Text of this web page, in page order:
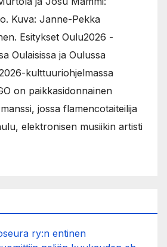
Kuva: Janne-Pekka
Esitykset Oulu2026 -
Oulaisissa ja Oulussa
kulttuuriohjelmassa
on paikkasidonnainen
jossa flamencotaiteilija
elektronisen musiikin artisti
ry:n entinen